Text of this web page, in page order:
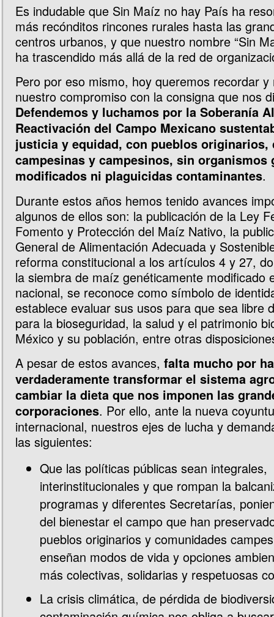
Es indudable que Sin Maíz no hay País ha
más recónditos rincones rurales hasta las
centros urbanos, y que nuestro nombre “Sin
ha trascendido más allá de la red de
Pero por eso mismo, hoy queremos recordar y
nuestro compromiso con la consigna que nos
Defendemos y luchamos por la Soberanía
Reactivación del Campo Mexicano
justicia y equidad, con pueblos originarios,
campesinas y campesinos, sin organismos
modificados ni plaguicidas contaminantes.
Durante estos años hemos tenido avances
algunos de ellos son: la publicación de la Ley
Fomento y Protección del Maíz Nativo, la
General de Alimentación Adecuada y
reforma constitucional a los artículos 4 y 27,
la siembra de maíz genéticamente modificado
nacional, se reconoce como símbolo de
establece evaluar sus usos para que sea libre
para la bioseguridad, la salud y el patrimonio
México y su población, entre otras
A pesar de estos avances, falta mucho por
verdaderamente transformar el sistema
cambiar la dieta que nos imponen las
corporaciones. Por ello, ante la nueva
internacional, nuestros ejes de lucha y
las siguientes:
Que las políticas públicas sean integrales,
interinstitucionales y que rompan la
programas y diferentes Secretarías,
del bienestar el campo que han
pueblos originarios y comunidades
enseñan modos de vida y opciones
más colectivas, solidarias y respetuosas
La crisis climática, de pérdida de